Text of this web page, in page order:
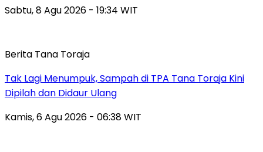
Sabtu, 8 Agu 2026 - 19:34 WIT
Berita Tana Toraja
Tak Lagi Menumpuk, Sampah di TPA Tana Toraja Kini
Dipilah dan Didaur Ulang
Kamis, 6 Agu 2026 - 06:38 WIT